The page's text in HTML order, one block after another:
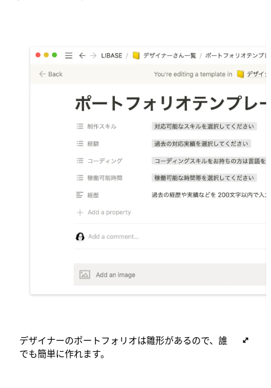
デザイナーのポートフォリオは雛形があるので、誰
でも簡単に作れます。